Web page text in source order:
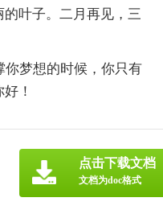
叶子。二月再见，三
你梦想的时候，你只有
！
点击下载文档
文档为doc格式